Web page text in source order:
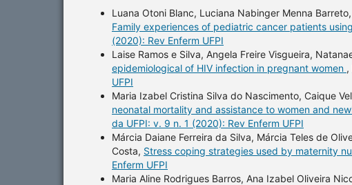
Luana Otoni Blanc, Luciana Nabinger Menna
Family experiences of pediatric cancer patients
(2020): Rev Enferm UFPI
Laise Ramos e Silva, Angela Freire Visgueira,
epidemiological of HIV infection in pregnant women ,
UFPI
Maria Izabel Cristina Silva do Nascimento, Caique
neonatal mortality and assistance to women and
da UFPI: v. 9 n. 1 (2020): Rev Enferm UFPI
Márcia Daiane Ferreira da Silva, Márcia Teles de
Costa, Stress coping strategies used by maternity
Enferm UFPI
Maria Aline Rodrigues Barros, Ana Izabel Oliveira